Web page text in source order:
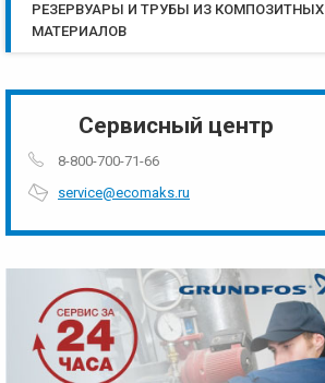
РЕЗЕРВУАРЫ И ТРУБЫ ИЗ КОМПОЗИТНЫХ
МАТЕРИАЛОВ
Сервисный центр
8-800-700-71-66
service@ecomaks.ru